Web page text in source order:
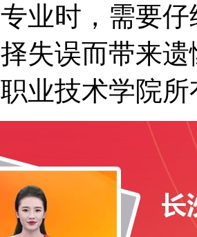
业时，需要
失误而带来
业技术学院